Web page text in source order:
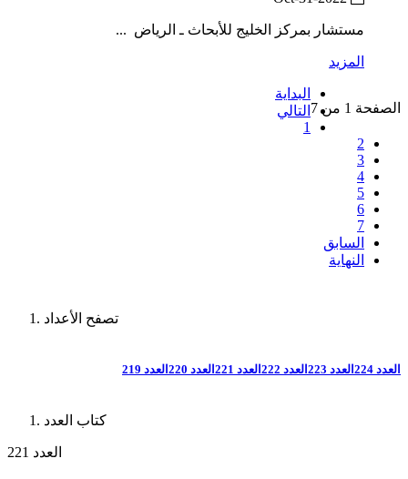
مستشار بمركز الخليج للأبحاث ـ الرياض ...
المزيد
الصفحة 1 من 7
البداية
التالي
1
2
3
4
5
6
7
السابق
النهاية
تصفح الأعداد
العدد 224 العدد 223 العدد 222 العدد 221 العدد 220 العدد 219
كتاب العدد
العدد 221